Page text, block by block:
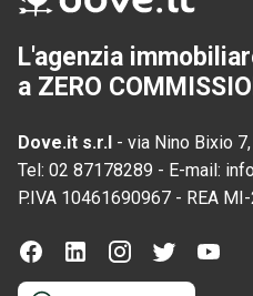
L'agenzia
a ZERO
Dove.it s.r.l - via Nino Bixio
Tel: 02 87178289 - E-mail:
P.IVA 10461690967 - REA